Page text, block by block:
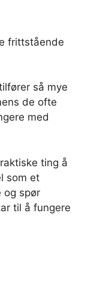
frittstående
så mye
de ofte
med
ting å
som et
og spør
til å fungere